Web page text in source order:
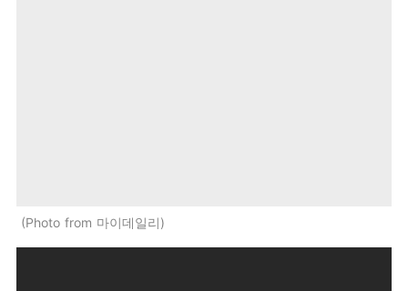
Photo from 마이데일리